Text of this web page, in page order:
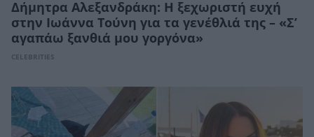
Δήμητρα Αλεξανδράκη: Η ξεχωριστή ευχή
στην Ιωάννα Τούνη για τα γενέθλιά της – «Σ’
αγαπάω ξανθιά μου γοργόνα»
CELEBRITIES